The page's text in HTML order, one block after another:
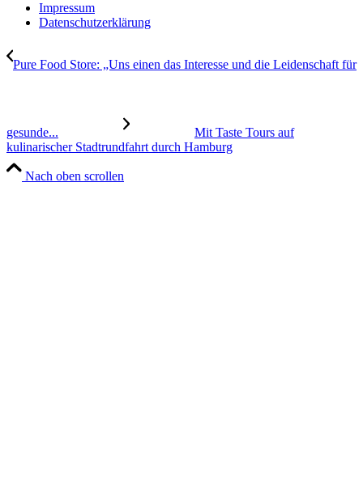
Impressum
Datenschutzerklärung
Pure Food Store: „Uns einen das Interesse und die Leidenschaft für
gesunde...
Mit Taste Tours auf
kulinarischer Stadtrundfahrt durch Hamburg
Nach oben scrollen